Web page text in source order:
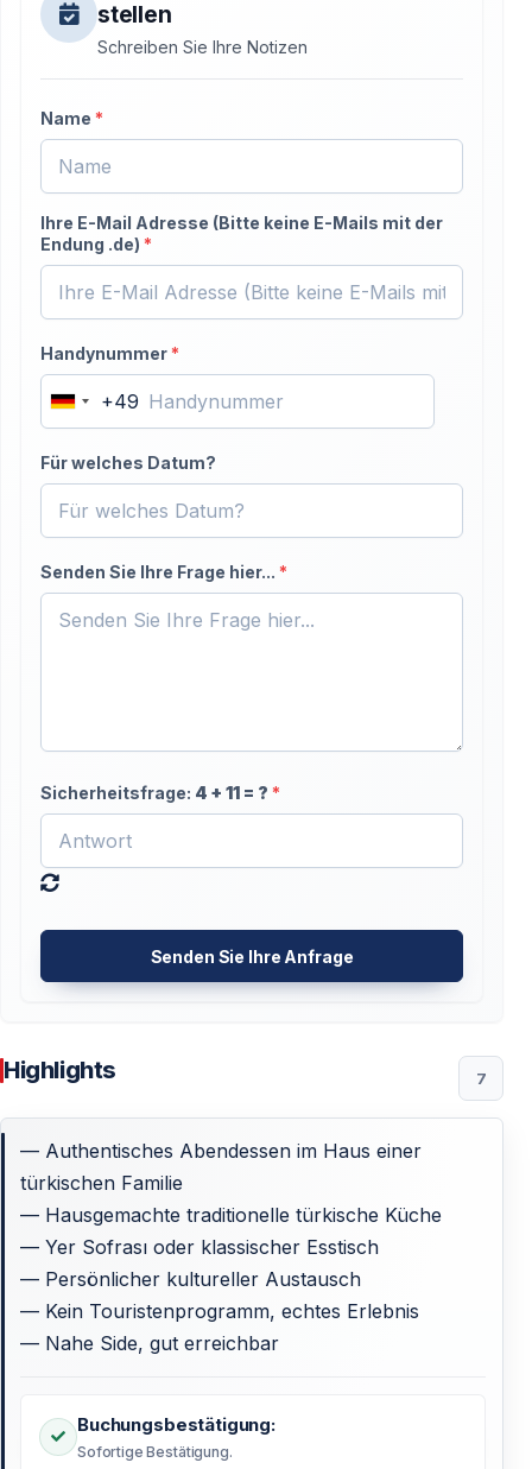
stellen
Schreiben Sie Ihre Notizen
Name *
Ihre E-Mail Adresse (Bitte keine E-Mails mit der
Endung .de) *
Handynummer *
Germany
+49
Für welches Datum?
Senden Sie Ihre Frage hier... *
Sicherheitsfrage: 4 + 11 = ? *
Senden Sie Ihre Anfrage
Highlights 7
— Authentisches Abendessen im Haus einer
türkischen Familie
— Hausgemachte traditionelle türkische Küche
— Yer Sofrası oder klassischer Esstisch
— Persönlicher kultureller Austausch
— Kein Touristenprogramm, echtes Erlebnis
— Nahe Side, gut erreichbar
Buchungsbestätigung:
Sofortige Bestätigung.